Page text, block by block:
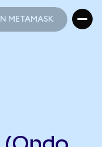
METAMASK